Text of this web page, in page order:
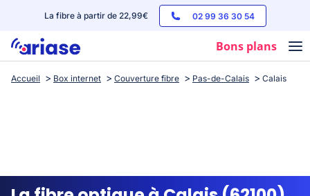
La fibre à partir de 22,99€ 02 99 36 30 54
Bons plans
Box internet
Streaming
Accueil Box internet Couverture fibre Pas-de-Calais Calais